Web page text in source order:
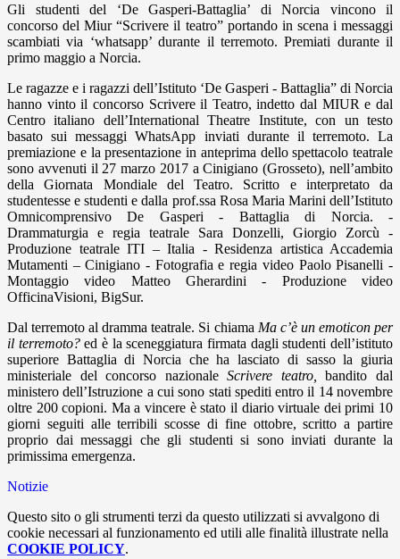
Gli studenti del ‘De Gasperi-Battaglia’ di Norcia vincono il
concorso del Miur “Scrivere il teatro” portando in scena i messaggi
scambiati via ‘whatsapp’ durante il terremoto. Premiati durante il
primo maggio a Norcia.
Le ragazze e i ragazzi dell’Istituto ‘De Gasperi - Battaglia” di Norcia
hanno vinto il concorso Scrivere il Teatro, indetto dal MIUR e dal
Centro italiano dell’International Theatre Institute, con un testo
basato sui messaggi WhatsApp inviati durante il terremoto. La
premiazione e la presentazione in anteprima dello spettacolo teatrale
sono avvenuti il 27 marzo 2017 a Cinigiano (Grosseto), nell’ambito
della Giornata Mondiale del Teatro. Scritto e interpretato da
studentesse e studenti e dalla prof.ssa Rosa Maria Marini dell’Istituto
Omnicomprensivo De Gasperi - Battaglia di Norcia. -
Drammaturgia e regia teatrale Sara Donzelli, Giorgio Zorcù -
Produzione teatrale ITI – Italia - Residenza artistica Accademia
Mutamenti – Cinigiano - Fotografia e regia video Paolo Pisanelli -
Montaggio video Matteo Gherardini - Produzione video
OfficinaVisioni, BigSur.
Dal terremoto al dramma teatrale. Si chiama Ma c’è un emoticon per
il terremoto?ed è la sceneggiatura firmata dagli studenti dell’istituto
superiore Battaglia di Norcia che ha lasciato di sasso la giuria
ministeriale del concorso nazionaleScrivere teatro,
bandito dal
ministero dell’Istruzione a cui sono stati spediti entro il 14 novembre
oltre 200 copioni. Ma a vincere è stato il diario virtuale dei primi 10
giorni seguiti alle terribili scosse di fine ottobre, scritto a partire
proprio dai messaggi che gli studenti si sono inviati durante la
primissima emergenza.
Notizie
Questo sito o gli strumenti terzi da questo utilizzati si avvalgono di
cookie necessari al funzionamento ed utili alle finalità illustrate nella
COOKIE POLICY.